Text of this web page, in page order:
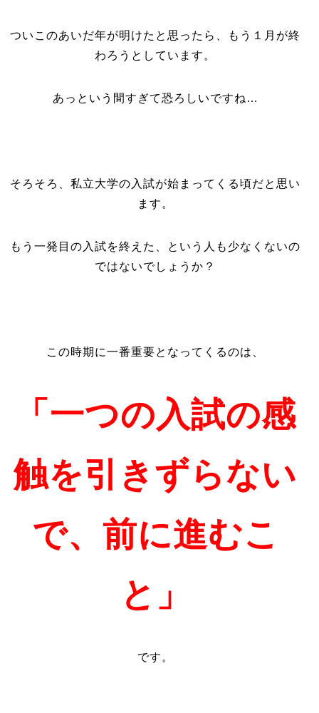
ついこのあいだ年が明けたと思ったら、もう１月が終
わろうとしています。
あっという間すぎて恐ろしいですね…
そろそろ、私立大学の入試が始まってくる頃だと思い
ます。
もう一発目の入試を終えた、という人も少なくないの
ではないでしょうか？
この時期に一番重要となってくるのは、
「一つの入試の感
触を引きずらない
で、前に進むこ
と」
です。